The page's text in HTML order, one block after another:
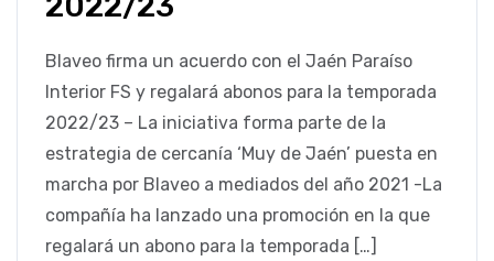
Blaveo firma un acuerdo con el Jaén Paraíso
Interior FS y regalará abonos para la temporada
2022/23 – La iniciativa forma parte de la
estrategia de cercanía ‘Muy de Jaén’ puesta en
marcha por Blaveo a mediados del año 2021 -La
compañía ha lanzado una promoción en la que
regalará un abono para la temporada […]